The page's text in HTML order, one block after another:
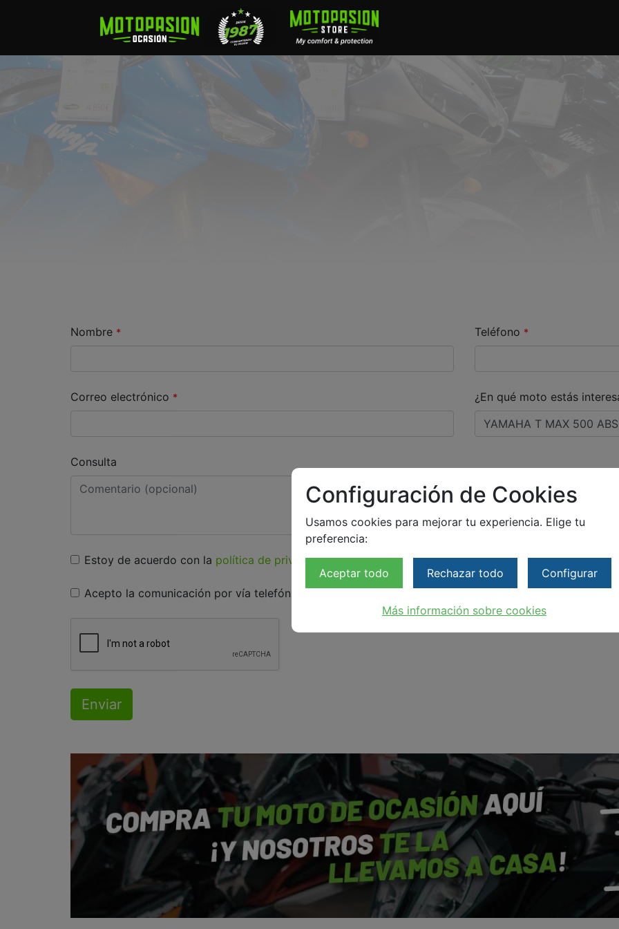
Nombre *
Correo electrónico *
Teléfono *
¿En qué moto estás
Consulta
Estoy de acuerdo con la política de privacidadde este sitio*
Acepto la comunicación por vía telefónica para facilitarme información sobre esta u otras consultas.
Enviar
Configuración de Cookies
Usamos cookies para mejorar tu experiencia. Elige tu
preferencia:
Aceptar todo Rechazar todo Configurar
Más información sobre cookies